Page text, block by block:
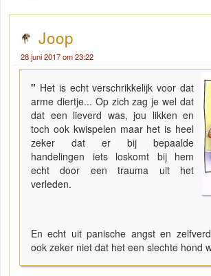
Joop
28 juni 2017 om 23:22
" Het is echt verschrikkelijk voor dat
arme diertje... Op zich zag je wel dat
dat een lieverd was, jou likken en
toch ook kwispelen maar het is heel
zeker dat er bij bepaalde
handelingen iets loskomt bij hem
echt door een trauma uit het
verleden.
En echt uit panische angst en
ook zeker niet dat het een slechte hond